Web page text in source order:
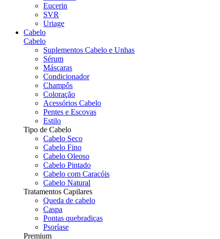
Eucerin
SVR
Uriage
Cabelo
Cabelo
Suplementos Cabelo e Unhas
Sérum
Máscaras
Condicionador
Champôs
Coloração
Acessórios Cabelo
Pentes e Escovas
Estilo
Tipo de Cabelo
Cabelo Seco
Cabelo Fino
Cabelo Oleoso
Cabelo Pintado
Cabelo com Caracóis
Cabelo Natural
Tratamentos Capilares
Queda de cabelo
Caspa
Pontas quebradiças
Psoríase
Premium